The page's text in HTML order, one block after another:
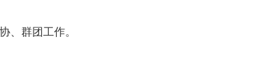
、群团工作。